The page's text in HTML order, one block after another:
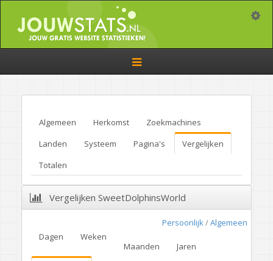
Toggle
navigation
Algemeen Herkomst
Zoekmachines
Landen
Systeem Pagina's
Vergelijken
Totalen
Vergelijken SweetDolphinsWorld
Persoonlijk /Algemeen
Dagen
Weken
Maanden
Jaren